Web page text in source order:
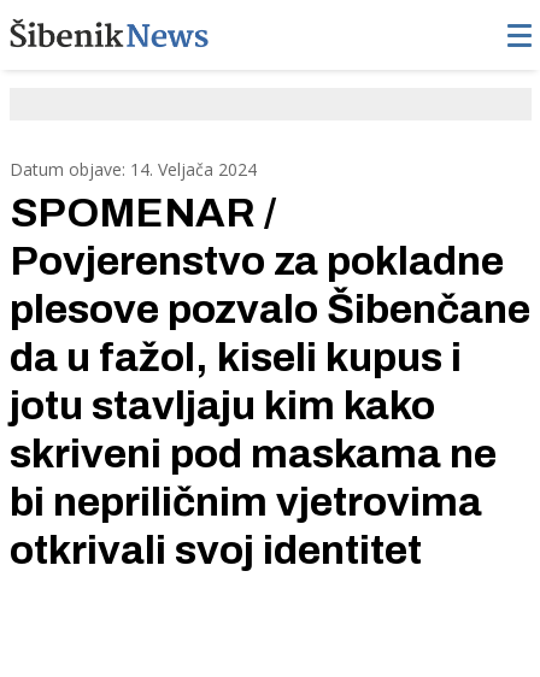
Datum objave: 14. Veljača 2024
SPOMENAR /
Povjerenstvo za pokladne
plesove pozvalo Šibenčane
da u fažol, kiseli kupus i
jotu stavljaju kim kako
skriveni pod maskama ne
bi nepriličnim vjetrovima
otkrivali svoj identitet